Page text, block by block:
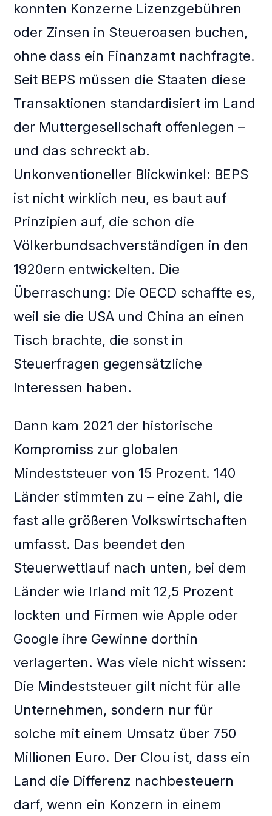
konnten Konzerne Lizenzgebühren
oder Zinsen in Steueroasen buchen,
ohne dass ein Finanzamt nachfragte.
Seit BEPS müssen die Staaten diese
Transaktionen standardisiert im Land
der Muttergesellschaft offenlegen –
und das schreckt ab.
Unkonventioneller Blickwinkel: BEPS
ist nicht wirklich neu, es baut auf
Prinzipien auf, die schon die
Völkerbundsachverständigen in den
1920ern entwickelten. Die
Überraschung: Die OECD schaffte es,
weil sie die USA und China an einen
Tisch brachte, die sonst in
Steuerfragen gegensätzliche
Interessen haben.
Dann kam 2021 der historische
Kompromiss zur globalen
Mindeststeuer von 15 Prozent. 140
Länder stimmten zu – eine Zahl, die
fast alle größeren Volkswirtschaften
umfasst. Das beendet den
Steuerwettlauf nach unten, bei dem
Länder wie Irland mit 12,5 Prozent
lockten und Firmen wie Apple oder
Google ihre Gewinne dorthin
verlagerten. Was viele nicht wissen:
Die Mindeststeuer gilt nicht für alle
Unternehmen, sondern nur für
solche mit einem Umsatz über 750
Millionen Euro. Der Clou ist, dass ein
Land die Differenz nachbesteuern
darf, wenn ein Konzern in einem